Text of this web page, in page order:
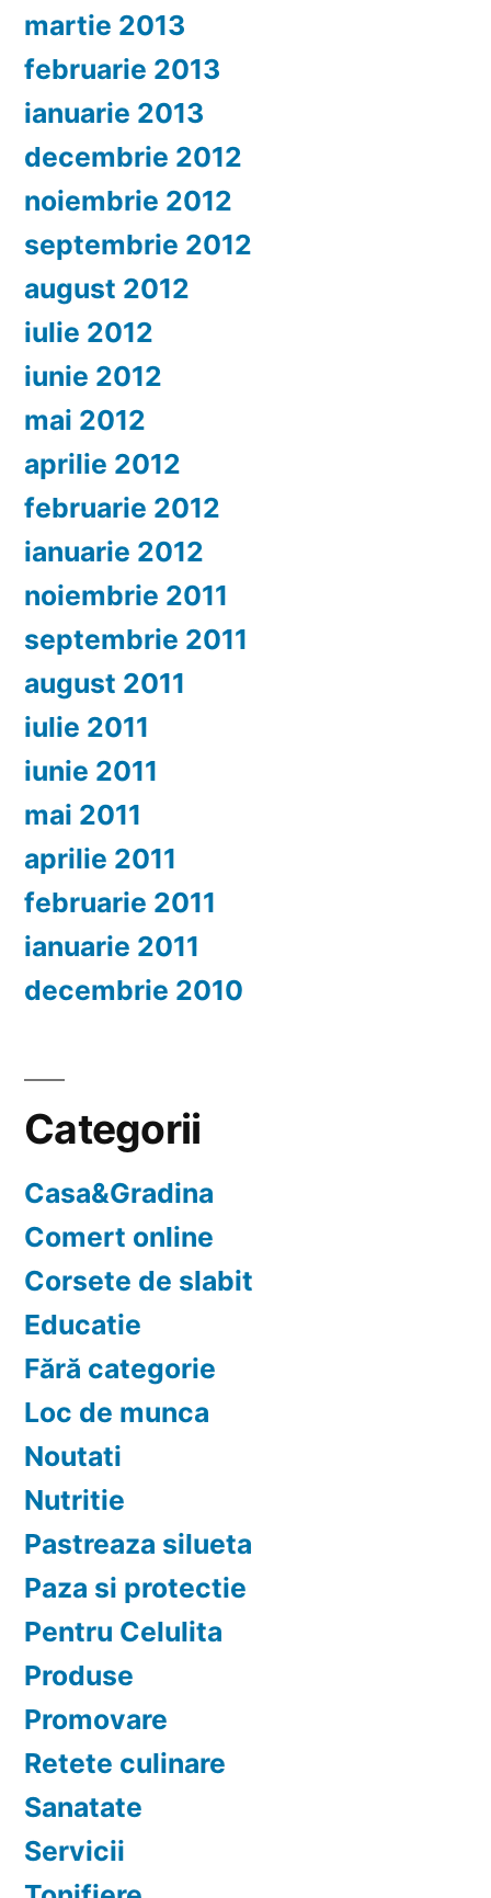
martie 2013
februarie 2013
ianuarie 2013
decembrie 2012
noiembrie 2012
septembrie 2012
august 2012
iulie 2012
iunie 2012
mai 2012
aprilie 2012
februarie 2012
ianuarie 2012
noiembrie 2011
septembrie 2011
august 2011
iulie 2011
iunie 2011
mai 2011
aprilie 2011
februarie 2011
ianuarie 2011
decembrie 2010
Categorii
Casa&Gradina
Comert online
Corsete de slabit
Educatie
Fără categorie
Loc de munca
Noutati
Nutritie
Pastreaza silueta
Paza si protectie
Pentru Celulita
Produse
Promovare
Retete culinare
Sanatate
Servicii